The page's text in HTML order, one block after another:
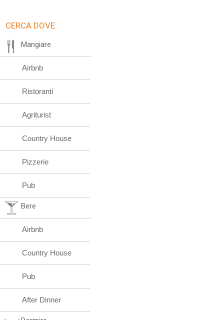
CERCA DOVE:
Mangiare
Airbnb
Ristoranti
Agriturist
Country House
Pizzerie
Pub
Bere
Airbnb
Country House
Pub
After Dinner